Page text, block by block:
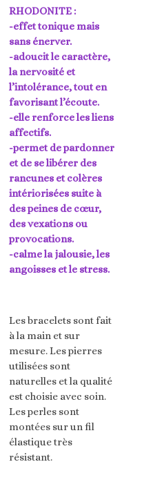
RHODONITE :
-effet tonique mais
sans énerver.
-adoucit le caractère,
la nervosité et
l’intolérance, tout en
favorisant l’écoute.
-elle renforce les liens
affectifs.
-permet de pardonner
et de se libérer des
rancunes et colères
intériorisées suite à
des peines de cœur,
des vexations ou
provocations.
-calme la jalousie, les
angoisses et le stress.
Les bracelets sont fait
à la main et sur
mesure. Les pierres
utilisées sont
naturelles et la qualité
est choisie avec soin.
Les perles sont
montées sur un fil
élastique très
résistant.